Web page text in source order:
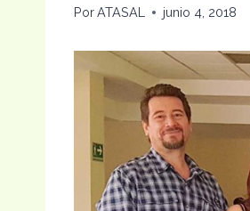
PorATASAL junio 4, 2018